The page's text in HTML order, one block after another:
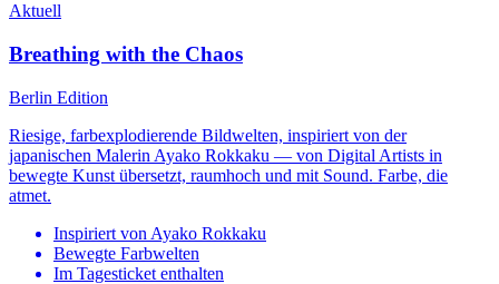
Aktuell
Breathing with the Chaos
Berlin Edition
Riesige, farbexplodierende Bildwelten, inspiriert von der
japanischen Malerin Ayako Rokkaku — von Digital Artists in
bewegte Kunst übersetzt, raumhoch und mit Sound. Farbe, die
atmet.
Inspiriert von Ayako Rokkaku
Bewegte Farbwelten
Im Tagesticket enthalten